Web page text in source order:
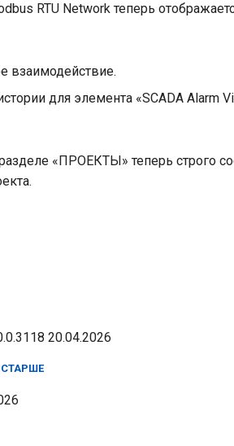
RTU Network теперь
взаимодействие.
для элемента «SCADA Alarm
«ПРОЕКТЫ» теперь строго
20.04.2026
СТАРШЕ